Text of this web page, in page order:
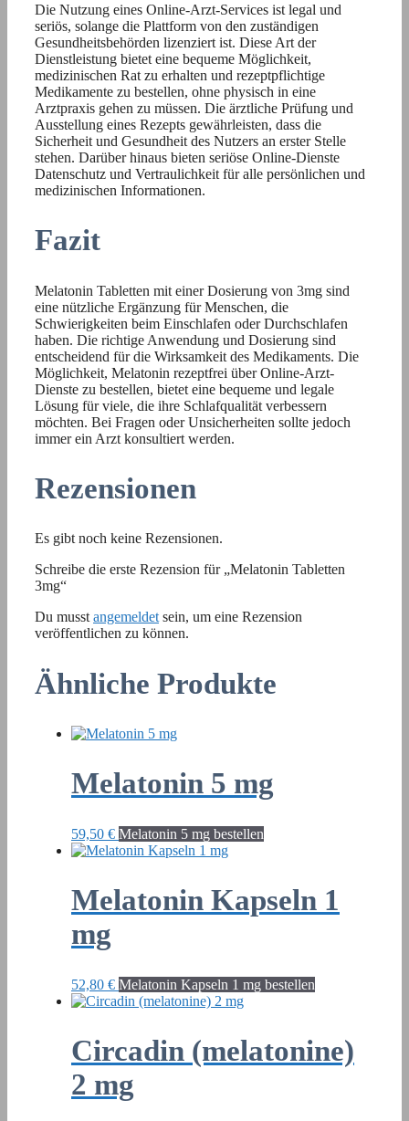
Die Nutzung eines Online-Arzt-Services ist legal und
seriös, solange die Plattform von den zuständigen
Gesundheitsbehörden lizenziert ist. Diese Art der
Dienstleistung bietet eine bequeme Möglichkeit,
medizinischen Rat zu erhalten und rezeptpflichtige
Medikamente zu bestellen, ohne physisch in eine
Arztpraxis gehen zu müssen. Die ärztliche Prüfung und
Ausstellung eines Rezepts gewährleisten, dass die
Sicherheit und Gesundheit des Nutzers an erster Stelle
stehen. Darüber hinaus bieten seriöse Online-Dienste
Datenschutz und Vertraulichkeit für alle persönlichen und
medizinischen Informationen.
Fazit
Melatonin Tabletten mit einer Dosierung von 3mg sind
eine nützliche Ergänzung für Menschen, die
Schwierigkeiten beim Einschlafen oder Durchschlafen
haben. Die richtige Anwendung und Dosierung sind
entscheidend für die Wirksamkeit des Medikaments. Die
Möglichkeit, Melatonin rezeptfrei über Online-Arzt-
Dienste zu bestellen, bietet eine bequeme und legale
Lösung für viele, die ihre Schlafqualität verbessern
möchten. Bei Fragen oder Unsicherheiten sollte jedoch
immer ein Arzt konsultiert werden.
Rezensionen
Es gibt noch keine Rezensionen.
Schreibe die erste Rezension für „Melatonin Tabletten
3mg“
Du musst angemeldet sein, um eine Rezension
veröffentlichen zu können.
Ähnliche Produkte
Melatonin 5 mg
59,50 € Melatonin 5 mg bestellen
Melatonin Kapseln 1
mg
52,80 € Melatonin Kapseln 1 mg bestellen
Circadin (melatonine)
2 mg